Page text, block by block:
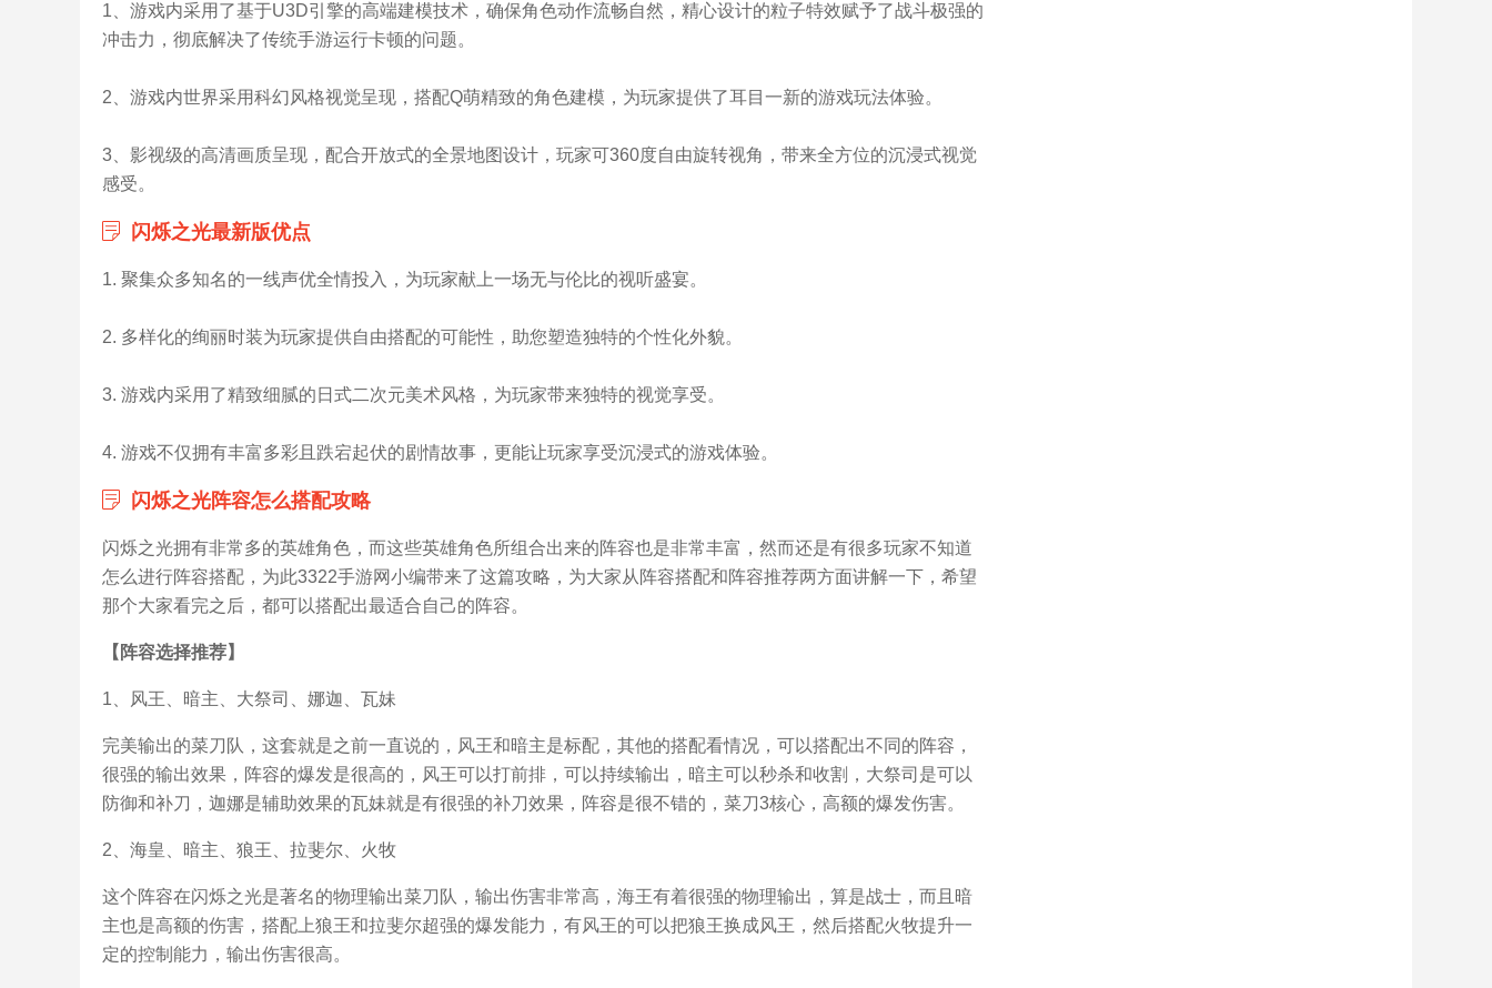
1、游戏内采用了基于U3D引擎的高端建模技术，确保角色动作流畅自然，精心设计的粒子特效赋予了战斗极强的
冲击力，彻底解决了传统手游运行卡顿的问题。
2、游戏内世界采用科幻风格视觉呈现，搭配Q萌精致的角色建模，为玩家提供了耳目一新的游戏玩法体验。
3、影视级的高清画质呈现，配合开放式的全景地图设计，玩家可360度自由旋转视角，带来全方位的沉浸式视觉
感受。
闪烁之光最新版优点
1. 聚集众多知名的一线声优全情投入，为玩家献上一场无与伦比的视听盛宴。
2. 多样化的绚丽时装为玩家提供自由搭配的可能性，助您塑造独特的个性化外貌。
3. 游戏内采用了精致细腻的日式二次元美术风格，为玩家带来独特的视觉享受。
4. 游戏不仅拥有丰富多彩且跌宕起伏的剧情故事，更能让玩家享受沉浸式的游戏体验。
闪烁之光阵容怎么搭配攻略
闪烁之光拥有非常多的英雄角色，而这些英雄角色所组合出来的阵容也是非常丰富，然而还是有很多玩家不知道
怎么进行阵容搭配，为此3322手游网小编带来了这篇攻略，为大家从阵容搭配和阵容推荐两方面讲解一下，希望
那个大家看完之后，都可以搭配出最适合自己的阵容。
【阵容选择推荐】
1、风王、暗主、大祭司、娜迦、瓦妹
完美输出的菜刀队，这套就是之前一直说的，风王和暗主是标配，其他的搭配看情况，可以搭配出不同的阵容，
很强的输出效果，阵容的爆发是很高的，风王可以打前排，可以持续输出，暗主可以秒杀和收割，大祭司是可以
防御和补刀，迦娜是辅助效果的瓦妹就是有很强的补刀效果，阵容是很不错的，菜刀3核心，高额的爆发伤害。
2、海皇、暗主、狼王、拉斐尔、火牧
这个阵容在闪烁之光是著名的物理输出菜刀队，输出伤害非常高，海王有着很强的物理输出，算是战士，而且暗
主也是高额的伤害，搭配上狼王和拉斐尔超强的爆发能力，有风王的可以把狼王换成风王，然后搭配火牧提升一
定的控制能力，输出伤害很高。